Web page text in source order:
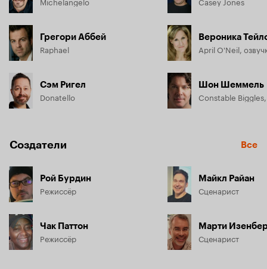
Грегори Аббей
Raphael
Сэм Ригел
Donatello
Вероника
April O'Neil,
Шон Шеммель
Constable
Создатели Все
Рой Бурдин
Режиссёр
Чак Паттон
Режиссёр
Майкл Райан
Сценарист
Марти
Сценарист